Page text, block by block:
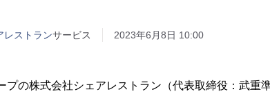
レストランサービス 2023年6月8日 10:00
プの株式会社シェアレストラン（代表取締役：武重